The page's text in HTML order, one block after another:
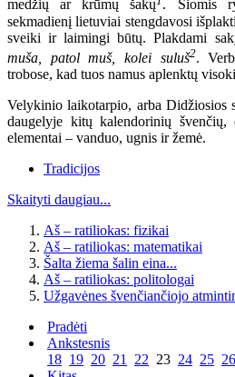
medžių ar krūmų šakų . Šiomis
sekmadienį lietuviai stengdavosi
sveiki ir laimingi būtų. Plakdami
muša, patol muš, kolei suluš2.
trobose, kad tuos namus aplenktų
Velykinio laikotarpio, arba Didžiosios
daugelyje kitų kalendorinių švenčių,
elementai – vanduo, ugnis ir žemė.
Tradicijos
Skaityti daugiau...
Aš – ratiliokas: fizikai
Aš – ratiliokas: matematikai
Šalta žiema šalin eina...
Aš – ratiliokas: politologai
Užgavėnes švenčiančiojo
Pradėti
Ankstesnis
18 19 20 21 22 23 24 25 26